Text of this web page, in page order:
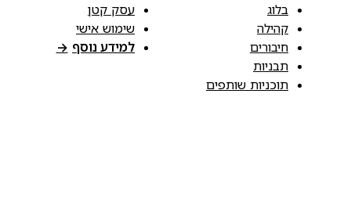
בלוג
קהילה
חיבורים
תבניות
תוכניות שותפים
עסק קטן
שימוש אישי
למידע נוסף →